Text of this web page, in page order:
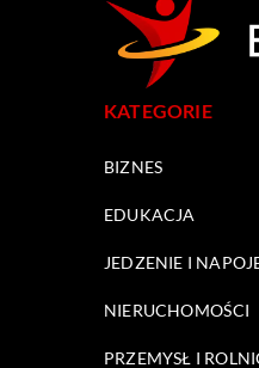
KATEGORIE
BIZNES
EDUKACJA
JEDZENIE I
NIERUCHOMOŚCI
PRZEMYSŁ I